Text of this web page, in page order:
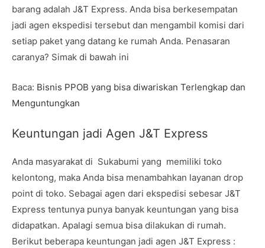
barang adalah J&T Express. Anda bisa berkesempatan
jadi agen ekspedisi tersebut dan mengambil komisi dari
setiap paket yang datang ke rumah Anda. Penasaran
caranya? Simak di bawah ini
Baca: Bisnis PPOB yang bisa diwariskan Terlengkap dan
Menguntungkan
Keuntungan jadi Agen J&T Express
Anda masyarakat di Sukabumi yang memiliki toko
kelontong, maka Anda bisa menambahkan layanan drop
point di toko. Sebagai agen dari ekspedisi sebesar J&T
Express tentunya punya banyak keuntungan yang bisa
didapatkan. Apalagi semua bisa dilakukan di rumah.
Berikut beberapa keuntungan jadi agen J&T Express :